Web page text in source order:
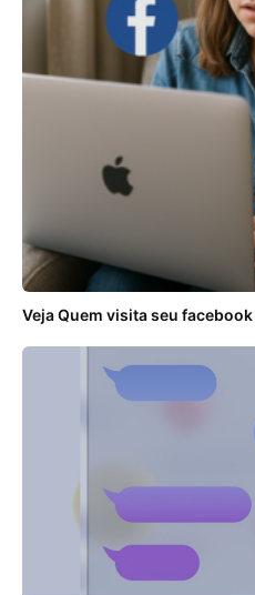
Veja Quem visita seu facebook